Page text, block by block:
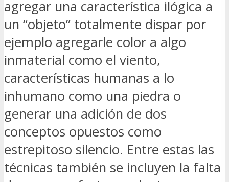
agregar una característica ilógica a
un “objeto” totalmente dispar por
ejemplo agregarle color a algo
inmaterial como el viento,
características humanas a lo
inhumano como una piedra o
generar una adición de dos
conceptos opuestos como
estrepitoso silencio. Entre estas las
técnicas también se incluyen la falta